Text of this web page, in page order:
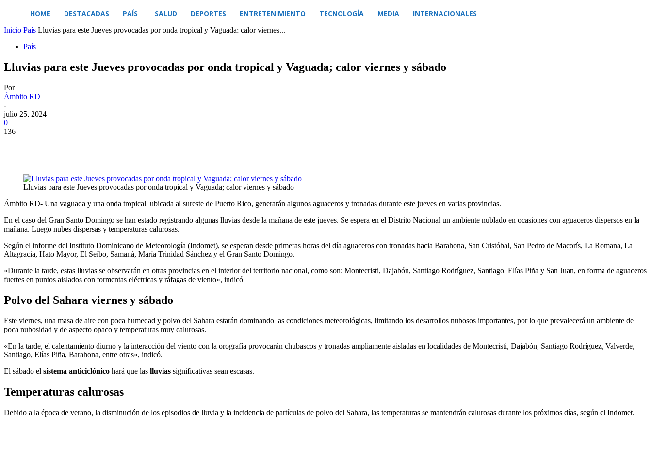
HOME DESTACADAS PAÍS SALUD DEPORTES ENTRETENIMIENTO TECNOLOGÍA MEDIA INTERNACIONALES
Inicio País Lluvias para este Jueves provocadas por onda tropical y Vaguada; calor viernes...
País
Lluvias para este Jueves provocadas por onda tropical y Vaguada; calor viernes y sábado
Por
Ámbito RD
-
julio 25, 2024
0
136
Lluvias para este Jueves provocadas por onda tropical y Vaguada; calor viernes y sábado
Ámbito RD- Una vaguada y una onda tropical, ubicada al sureste de Puerto Rico, generarán algunos aguaceros y tronadas durante este jueves en varias provincias.
En el caso del Gran Santo Domingo se han estado registrando algunas lluvias desde la mañana de este jueves. Se espera en el Distrito Nacional un ambiente nublado en ocasiones con aguaceros dispersos en la
mañana. Luego nubes dispersas y temperaturas calurosas.
Según el informe del Instituto Dominicano de Meteorología (Indomet), se esperan desde primeras horas del día aguaceros con tronadas hacia Barahona, San Cristóbal, San Pedro de Macorís, La Romana, La
Altagracia, Hato Mayor, El Seibo, Samaná, María Trinidad Sánchez y el Gran Santo Domingo.
«Durante la tarde, estas lluvias se observarán en otras provincias en el interior del territorio nacional, como son: Montecristi, Dajabón, Santiago Rodríguez, Santiago, Elías Piña y San Juan, en forma de aguaceros
fuertes en puntos aislados con tormentas eléctricas y ráfagas de viento», indicó.
Polvo del Sahara viernes y sábado
Este viernes, una masa de aire con poca humedad y polvo del Sahara estarán dominando las condiciones meteorológicas, limitando los desarrollos nubosos importantes, por lo que prevalecerá un ambiente de
poca nubosidad y de aspecto opaco y temperaturas muy calurosas.
«En la tarde, el calentamiento diurno y la interacción del viento con la orografía provocarán chubascos y tronadas ampliamente aisladas en localidades de Montecristi, Dajabón, Santiago Rodríguez, Valverde,
Santiago, Elías Piña, Barahona, entre otras», indicó.
El sábado el sistema anticiclónico hará que las lluvias significativas sean escasas.
Temperaturas calurosas
Debido a la época de verano, la disminución de los episodios de lluvia y la incidencia de partículas de polvo del Sahara, las temperaturas se mantendrán calurosas durante los próximos días, según el Indomet.